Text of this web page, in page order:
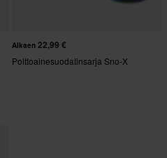
Alkaen 22,99 €
Polttoainesuodatinsarja Sno-X